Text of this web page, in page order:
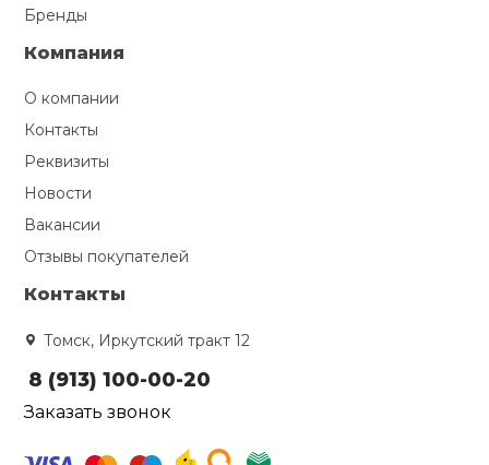
Бренды
Компания
О компании
Контакты
Реквизиты
Новости
Вакансии
Отзывы покупателей
Контакты
Томск, Иркутский тракт 12
8 (913) 100-00-20
Заказать звонок